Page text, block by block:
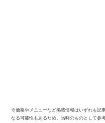
※価格やメニューなど掲載情報はいずれも記
なる可能性もあるため、当時のものとして参